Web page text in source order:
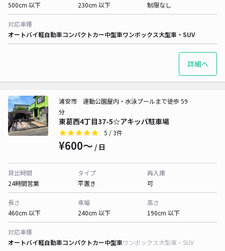
500cm 以下
230cm 以下
制限なし
対応車種
オートバイ軽自動車コンパクトカー中型車ワンボックス大型車・SUV
詳細へ
東葛西4丁目37-5☆アキッパ駐車場
浦安市 運動公園屋内・水泳プールまで徒歩 59
分
5 / 3件
¥600〜 / 日
貸出時間
24時間営業
タイプ
平置き
再入庫
可
長さ
460cm 以下
車幅
240cm 以下
高さ
190cm 以下
対応車種
オートバイ軽自動車コンパクトカー中型車ワンボックス大型車・SUV